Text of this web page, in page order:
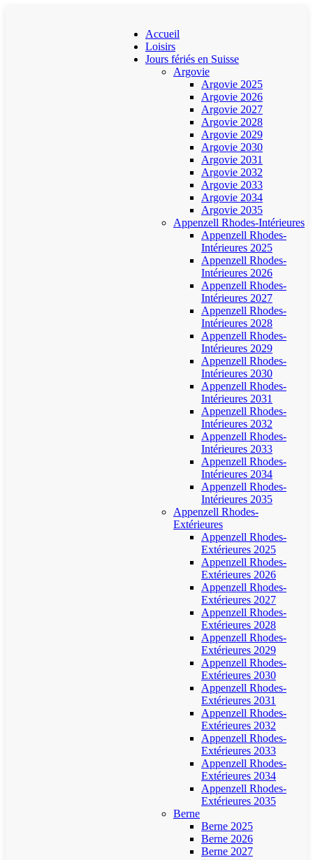
Accueil
Loisirs
Jours fériés en Suisse
Argovie
Argovie 2025
Argovie 2026
Argovie 2027
Argovie 2028
Argovie 2029
Argovie 2030
Argovie 2031
Argovie 2032
Argovie 2033
Argovie 2034
Argovie 2035
Appenzell Rhodes-Intérieures
Appenzell Rhodes-
Intérieures 2025
Appenzell Rhodes-
Intérieures 2026
Appenzell Rhodes-
Intérieures 2027
Appenzell Rhodes-
Intérieures 2028
Appenzell Rhodes-
Intérieures 2029
Appenzell Rhodes-
Intérieures 2030
Appenzell Rhodes-
Intérieures 2031
Appenzell Rhodes-
Intérieures 2032
Appenzell Rhodes-
Intérieures 2033
Appenzell Rhodes-
Intérieures 2034
Appenzell Rhodes-
Intérieures 2035
Appenzell Rhodes-
Extérieures
Appenzell Rhodes-
Extérieures 2025
Appenzell Rhodes-
Extérieures 2026
Appenzell Rhodes-
Extérieures 2027
Appenzell Rhodes-
Extérieures 2028
Appenzell Rhodes-
Extérieures 2029
Appenzell Rhodes-
Extérieures 2030
Appenzell Rhodes-
Extérieures 2031
Appenzell Rhodes-
Extérieures 2032
Appenzell Rhodes-
Extérieures 2033
Appenzell Rhodes-
Extérieures 2034
Appenzell Rhodes-
Extérieures 2035
Berne
Berne 2025
Berne 2026
Berne 2027